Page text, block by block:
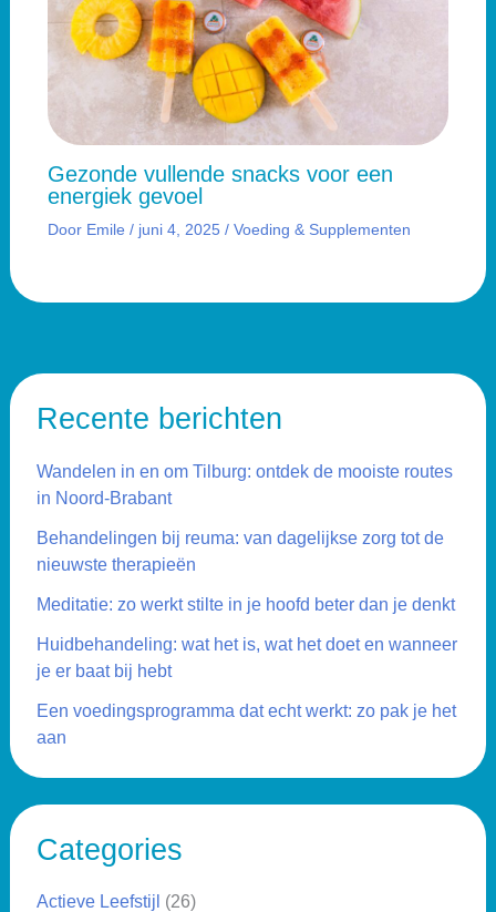
Gezonde vullende snacks voor een
energiek gevoel
Door Emile / juni 4, 2025 / Voeding & Supplementen
Recente berichten
Wandelen in en om Tilburg: ontdek de mooiste routes
in Noord-Brabant
Behandelingen bij reuma: van dagelijkse zorg tot de
nieuwste therapieën
Meditatie: zo werkt stilte in je hoofd beter dan je denkt
Huidbehandeling: wat het is, wat het doet en wanneer
je er baat bij hebt
Een voedingsprogramma dat echt werkt: zo pak je het
aan
Categories
Actieve Leefstijl (26)